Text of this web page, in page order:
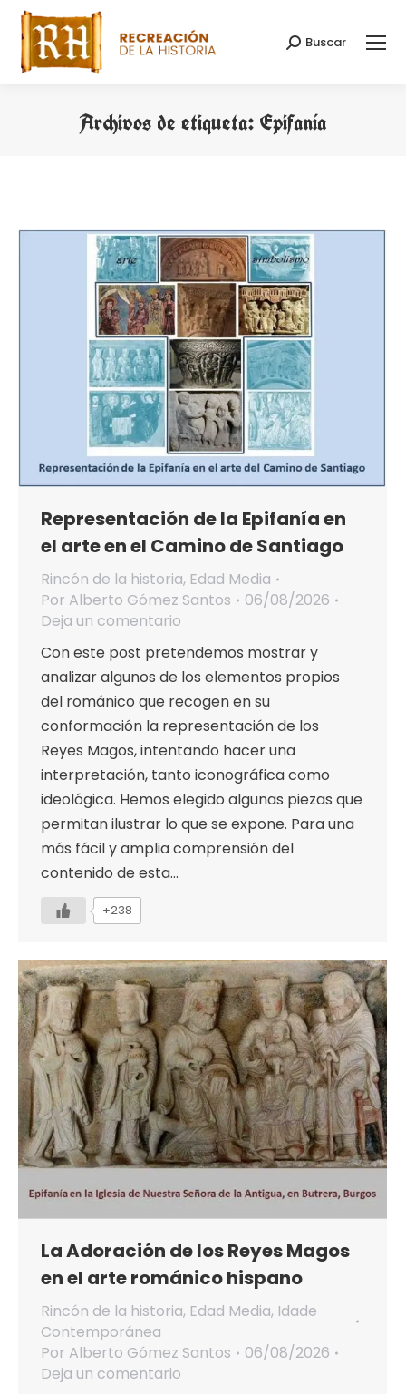
Buscar:
Buscar
Archivos de etiqueta: Epifanía
Representación de la Epifanía en
el arte en el Camino de Santiago
Rincón de la historia, Edad Media
Por Alberto Gómez Santos
06/08/2026
Deja un comentario
Con este post pretendemos mostrar y
analizar algunos de los elementos propios
del románico que recogen en su
conformación la representación de los
Reyes Magos, intentando hacer una
interpretación, tanto iconográfica como
ideológica. Hemos elegido algunas piezas que
permitan ilustrar lo que se expone. Para una
más fácil y amplia comprensión del
contenido de esta…
+238
La Adoración de los Reyes Magos
en el arte románico hispano
Rincón de la historia, Edad Media, Idade
Contemporánea
Por Alberto Gómez Santos
06/08/2026
Deja un comentario